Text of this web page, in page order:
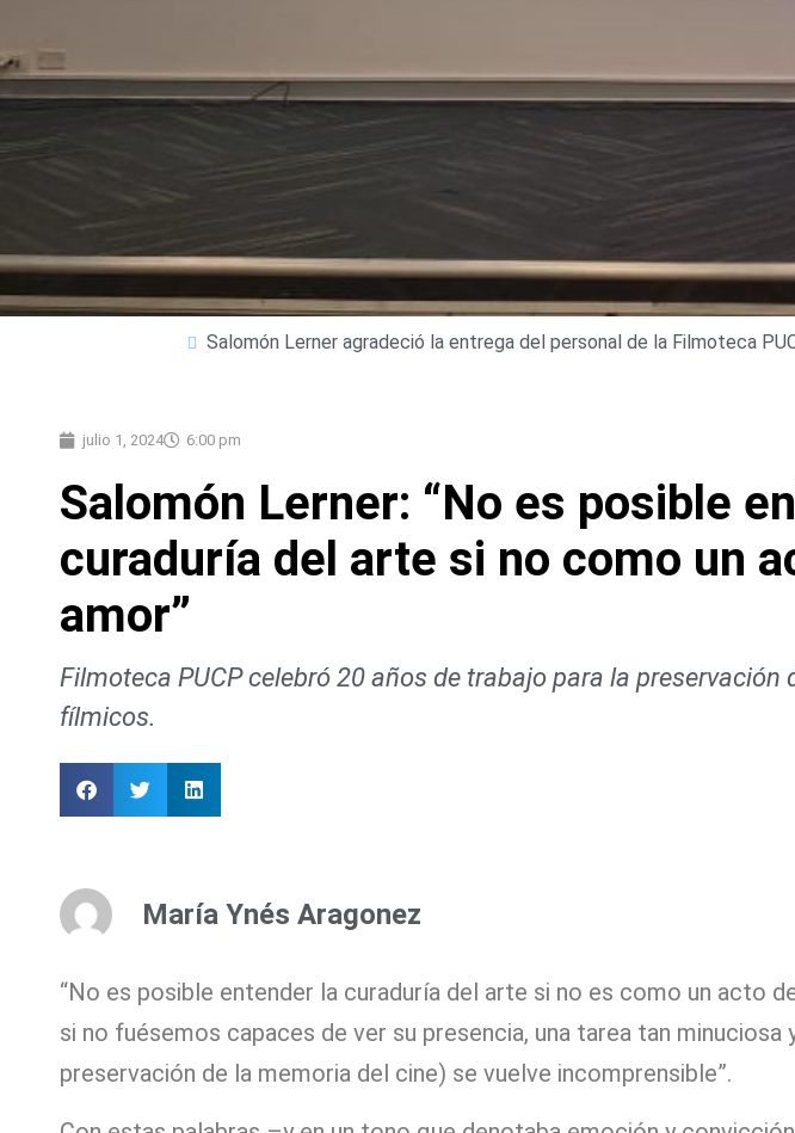
Salomón Lerner agradeció la entrega del personal de la Filmoteca
julio 1, 2024 6:00 pm
Salomón Lerner: “No es posible
curaduría del arte si no como un
amor”
Filmoteca PUCP celebró 20 años de trabajo para la preservación
fílmicos.
María Ynés Aragonez
“No es posible entender la curaduría del arte si no es como un acto
si no fuésemos capaces de ver su presencia, una tarea tan minuciosa
preservación de la memoria del cine) se vuelve incomprensible”.